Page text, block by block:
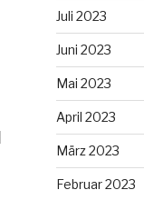
Juli 2023
Juni 2023
Mai 2023
April 2023
März 2023
Februar 2023